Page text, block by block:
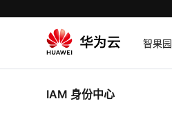
智果园
IAM 身份中心